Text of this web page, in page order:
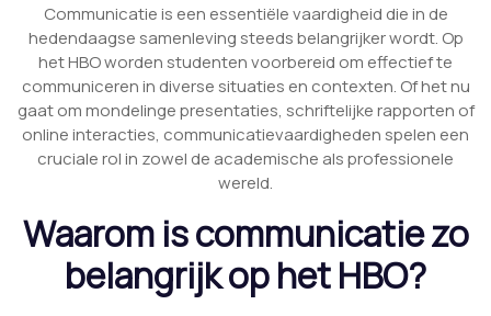
Communicatie is een essentiële vaardigheid die in de
hedendaagse samenleving steeds belangrijker wordt. Op
het HBO worden studenten voorbereid om effectief te
communiceren in diverse situaties en contexten. Of het nu
gaat om mondelinge presentaties, schriftelijke rapporten of
online interacties, communicatievaardigheden spelen een
cruciale rol in zowel de academische als professionele
wereld.
Waarom is communicatie zo
belangrijk op het HBO?